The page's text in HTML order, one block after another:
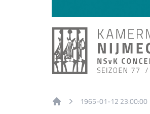
1965-01-12 23:00:00